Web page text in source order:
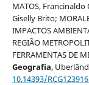
MATOS, Francinaldo
Giselly Brito;
IMPACTOS
REGIÃO
FERRAMENTAS DE
Geografia,
10.14393/